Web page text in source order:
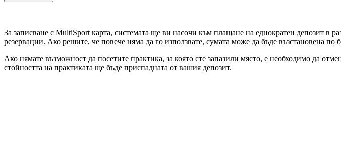
За записване с MultiSport карта, системата ще ви насочи към плащане на еднократен депозит в
резервации. Ако решите, че повече няма да го използвате, сумата може да бъде възстановена по
Ако нямате възможност да посетите практика, за която сте запазили място, е необходимо да
стойността на практиката ще бъде приспадната от вашия депозит.